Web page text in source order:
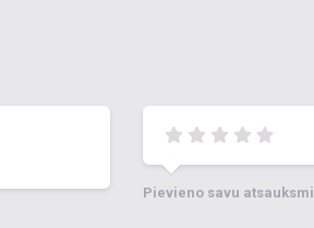
Pievieno savu atsauksmi